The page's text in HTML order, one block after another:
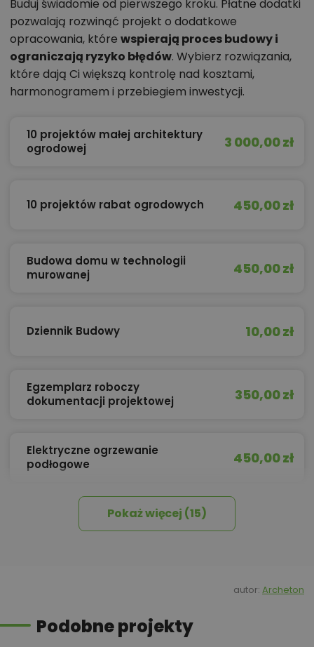
Buduj świadomie od pierwszego kroku. Płatne dodatki
pozwalają rozwinąć projekt o dodatkowe
opracowania, które wspierają proces budowy i
ograniczają ryzyko błędów. Wybierz rozwiązania,
które dają Ci większą kontrolę nad kosztami,
harmonogramem i przebiegiem inwestycji.
10 projektów małej architektury
ogrodowej
3 000,00 zł
10 projektów rabat ogrodowych 450,00 zł
Budowa domu w technologii
murowanej
450,00 zł
Dziennik Budowy 10,00 zł
Egzemplarz roboczy
dokumentacji projektowej
350,00 zł
Elektryczne ogrzewanie
podłogowe
450,00 zł
Izolacja celulozowa
260,00 zł
Kosztorys w formie wydruku
dołączonego do projektu oraz
Pokaż więcej (15)
autor: Archeton
Podobne projekty